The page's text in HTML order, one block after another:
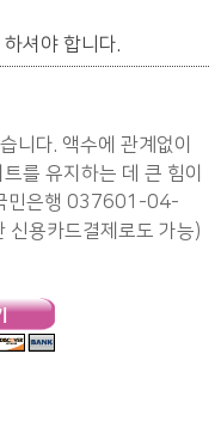
하셔야 합니다.
니다. 액수에 관계없이
를 유지하는 데 큰 힘이
민은행 037601-04-
용카드결제로도 가능)